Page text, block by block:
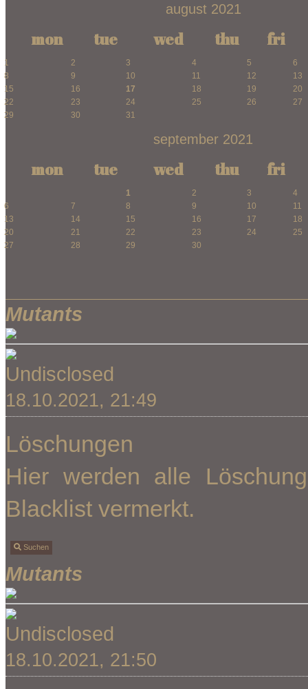
august 2021
mon tue wed thu fri
1 2 3 4 5
6
8
9 10 11 12
13
15
16 17 18 19
20
22
23 24 25 26
27
29
30 31
september 2021
mon tue wed thu fri
1 2 3
4
6
7 8 9 10
11
13
14 15 16 17
18
20
21 22 23 24
25
27
28 29 30
Mutants
Undisclosed
18.10.2021, 21:49
Löschungen
Hier werden alle
Blacklist vermerkt.
Suchen
Mutants
Undisclosed
18.10.2021, 21:50